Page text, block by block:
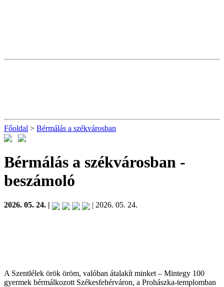
Főoldal > Bérmálás a székvárosban
Bérmálás a székvárosban -
beszámoló
2026. 05. 24. | | 2026. 05. 24.
A Szentlélek örök öröm, valóban átalakít minket – Mintegy 100
gyermek bérmálkozott Székesfehérváron, a Prohászka-templomban